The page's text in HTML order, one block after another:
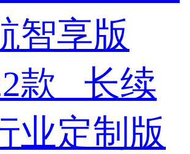
智享版
款 长续
业定制版